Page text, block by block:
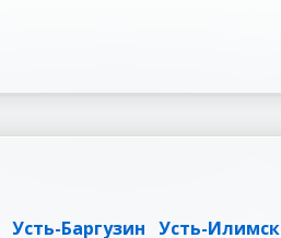
Усть-Баргузин Усть-Илимск